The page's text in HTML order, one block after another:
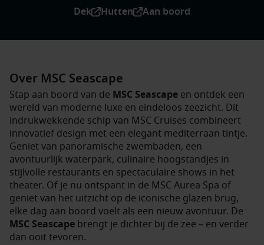
Dek Hutten Aan boord
Over MSC Seascape
Stap aan boord van de MSC Seascape en ontdek een
wereld van moderne luxe en eindeloos zeezicht. Dit
indrukwekkende schip van MSC Cruises combineert
innovatief design met een elegant mediterraan tintje.
Geniet van panoramische zwembaden, een
avontuurlijk waterpark, culinaire hoogstandjes in
stijlvolle restaurants en spectaculaire shows in het
theater. Of je nu ontspant in de MSC Aurea Spa of
geniet van het uitzicht op de iconische glazen brug,
elke dag aan boord voelt als een nieuw avontuur. De
MSC Seascape brengt je dichter bij de zee – en verder
dan ooit tevoren.